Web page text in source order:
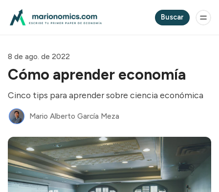
Buscar
8 de ago. de 2022
Cómo aprender economía
Cinco tips para aprender sobre ciencia económica
Mario Alberto García Meza